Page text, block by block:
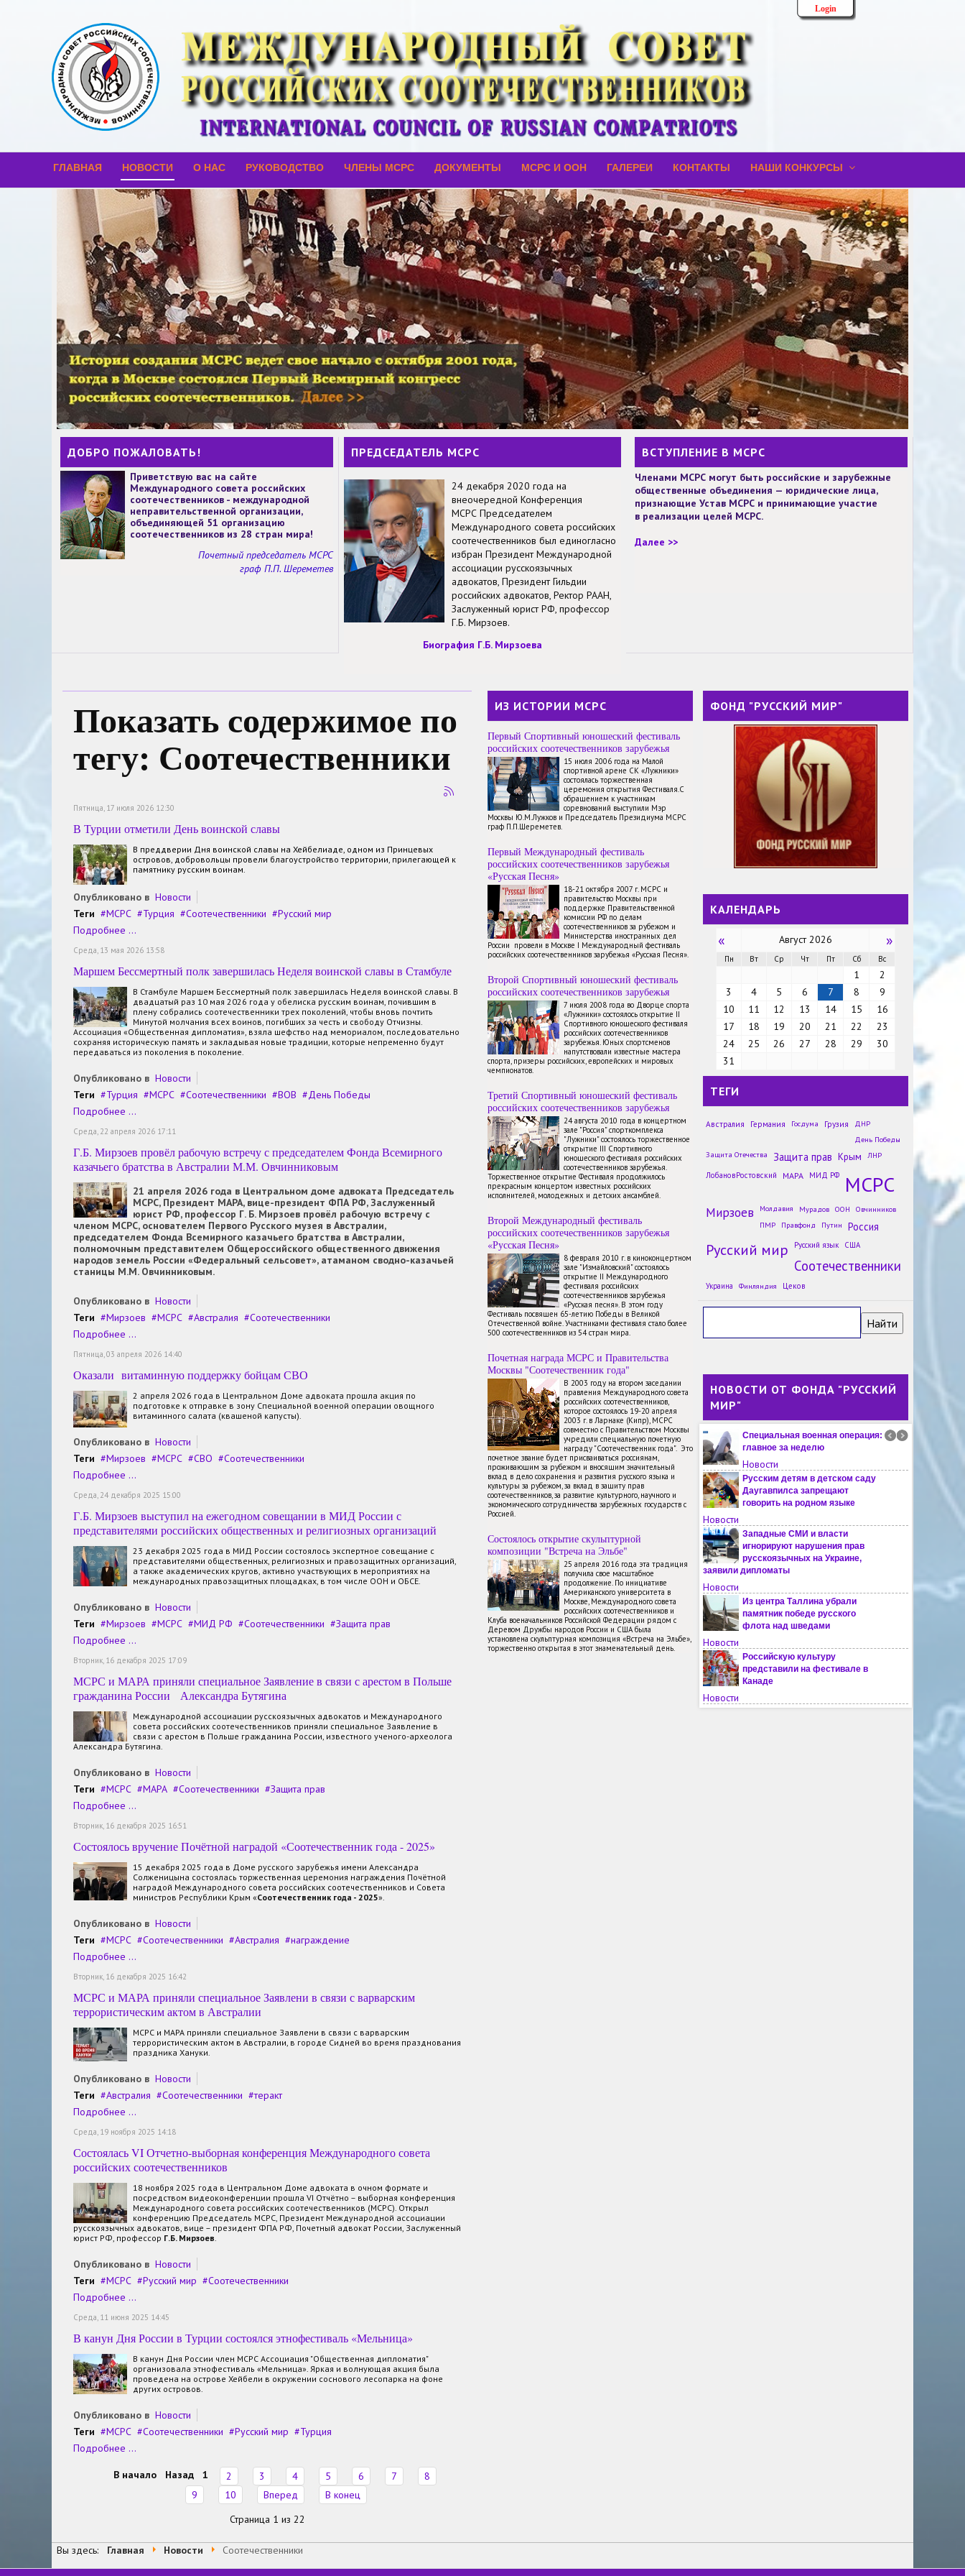
Login
ГЛАВНАЯ НОВОСТИ О НАС РУКОВОДСТВО ЧЛЕНЫ МСРС ДОКУМЕНТЫ МСРС И ООН ГАЛЕРЕИ КОНТАКТЫ НАШИ КОНКУРСЫ
ДОБРО ПОЖАЛОВАТЬ!
Приветствую вас на сайте
Международного совета российских
соотечественников - международной
неправительственной организации,
объединяющей 51 организацию
соотечественников из 28 стран мира!
Почетный председатель МСРС
граф П.П. Шереметев
ПРЕДСЕДАТЕЛЬ МСРС
24 декабря 2020 года на
внеочередной Конференция
МСРС Председателем
Международного совета российских
соотечественников был единогласно
избран Президент Международной
ассоциации русскоязычных
адвокатов, Президент Гильдии
российских адвокатов, Ректор РААН,
Заслуженный юрист РФ, профессор
Г.Б. Мирзоев.
Биография Г.Б. Мирзоева
ВСТУПЛЕНИЕ В МСРС
Членами МСРС могут быть российские и зарубежные
общественные объединения — юридические лица,
признающие Устав МСРС и принимающие участие
в реализации целей МСРС.
Далее >>
Показать содержимое по
тегу: Соотечественники
Пятница, 17 июля 2026 12:30
В Турции отметили День воинской славы
В преддверии Дня воинской славы на Хейбелиаде, одном из Принцевых
островов, добровольцы провели благоустройство территории, прилегающей к
памятнику русским воинам.
Опубликовано в Новости
Теги
МСРС Турция Соотечественники
Русский мир
Подробнее ...
Среда, 13 мая 2026 13:58
Маршем Бессмертный полк завершилась Неделя воинской славы в Стамбуле
В Стамбуле Маршем Бессмертный полк завершилась Неделя воинской славы. В
двадцатый раз 10 мая 2026 года у обелиска русским воинам, почившим в
плену собрались соотечественники трех поколений, чтобы вновь почтить
Минутой молчания всех воинов, погибших за честь и свободу Отчизны.
Ассоциация «Общественная дипломатия», взяла шефство над мемориалом, последовательно
сохраняя историческую память и закладывая новые традиции, которые непременно будут
передаваться из поколения в поколение.
Опубликовано в Новости
Теги
Турция МСРС Соотечественники ВОВ
День Победы
Подробнее ...
Среда, 22 апреля 2026 17:11
Г.Б. Мирзоев провёл рабочую встречу с председателем Фонда Всемирного
казачьего братства в Австралии М.М. Овчинниковым
21 апреля 2026 года в Центральном доме адвоката Председатель
МСРС, Президент МАРА, вице-президент ФПА РФ, Заслуженный
юрист РФ, профессор Г. Б. Мирзоев провёл рабочую встречу с
членом МСРС, основателем Первого Русского музея в Австралии,
председателем Фонда Всемирного казачьего братства в Австралии,
полномочным представителем Общероссийского общественного движения
народов земель России «Федеральный сельсовет», атаманом сводно-казачьей
станицы М.М. Овчинниковым.
Опубликовано в Новости
Теги
Мирзоев МСРС Австралия
Соотечественники
Подробнее ...
Пятница, 03 апреля 2026 14:40
Оказали витаминную поддержку бойцам СВО
2 апреля 2026 года в Центральном Доме адвоката прошла акция по
подготовке к отправке в зону Специальной военной операции овощного
витаминного салата (квашеной капусты).
Опубликовано в Новости
Теги
Мирзоев МСРС СВО
Соотечественники
Подробнее ...
Среда, 24 декабря 2025 15:00
Г.Б. Мирзоев выступил на ежегодном совещании в МИД России с
представителями российских общественных и религиозных организаций
23 декабря 2025 года в МИД России состоялось экспертное совещание с
представителями общественных, религиозных и правозащитных организаций,
а также академических кругов, активно участвующих в мероприятиях на
международных правозащитных площадках, в том числе ООН и ОБСЕ.
Опубликовано в Новости
Теги
Мирзоев МСРС МИД РФ Соотечественники
Защита прав
Подробнее ...
Вторник, 16 декабря 2025 17:09
МСРС и МАРА приняли специальное Заявление в связи с арестом в Польше
гражданина России Александра Бутягина
Международной ассоциации русскоязычных адвокатов и Международного
совета российских соотечественников приняли специальное Заявление в
связи с арестом в Польше гражданина России, известного ученого-археолога
Александра Бутягина.
Опубликовано в Новости
Теги
МСРС МАРА Соотечественники
Защита прав
Подробнее ...
Вторник, 16 декабря 2025 16:51
Состоялось вручение Почётной наградой «Соотечественник года - 2025»
15 декабря 2025 года в Доме русского зарубежья имени Александра
Солженицына состоялась торжественная церемония награждения Почётной
наградой Международного совета российских соотечественников и Совета
министров Республики Крым «Соотечественник года - 2025».
Опубликовано в Новости
Теги
МСРС Соотечественники Австралия
награждение
Подробнее ...
Вторник, 16 декабря 2025 16:42
МСРС и МАРА приняли специальное Заявлени в связи с варварским
террористическим актом в Австралии
МСРС и МАРА приняли специальное Заявлени в связи с варварским
террористическим актом в Австралии, в городе Сидней во время празднования
праздника Хануки.
Опубликовано в Новости
Теги
Австралия Соотечественники
теракт
Подробнее ...
Среда, 19 ноября 2025 14:18
Состоялась VI Отчетно-выборная конференция Международного совета
российских соотечественников
18 ноября 2025 года в Центральном Доме адвоката в очном формате и
посредством видеоконференции прошла VI Отчётно – выборная конференция
Международного совета российских соотечественников (МСРС). Открыл
конференцию Председатель МСРС, Президент Международной ассоциации
русскоязычных адвокатов, вице – президент ФПА РФ, Почетный адвокат России, Заслуженный
юрист РФ, профессор Г.Б. Мирзоев
Опубликовано в Новости
Теги
МСРС Русский мир
Соотечественники
Подробнее ...
Среда, 11 июня 2025 14:45
В канун Дня России в Турции состоялся этнофестиваль «Мельница»
В канун Дня России член МСРС Ассоциация "Общественная дипломатия"
организовала этнофестиваль «Мельница». Яркая и волнующая акция была
проведена на острове Хейбели в окружении соснового лесопарка на фоне
других островов.
Опубликовано в Новости
Теги
МСРС Соотечественники Русский мир
Турция
Подробнее ...
В начало Назад 1 2 3 4 5 6 7
8
9
10 Вперед
В конец
Страница 1 из 22
ИЗ ИСТОРИИ МСРС
Первый Спортивный юношеский фестиваль
российских соотечественников зарубежья
15 июля 2006 года на Малой
спортивной арене СК «Лужники»
состоялась торжественная
церемония открытия Фестиваля.С
обращением к участникам
соревнований выступили Мэр
Москвы Ю.М.Лужков и Председатель Президиума МСРС
граф П.П.Шереметев.
Первый Международный фестиваль
российских соотечественников зарубежья
«Русская Песня»
18-21 октября 2007 г. МСРС и
правительство Москвы при
поддержке Правительственной
комиссии РФ по делам
соотечественников за рубежом и
Министерства иностранных дел
России провели в Москве I Международный фестиваль
российских соотечественников зарубежья «Русская Песня».
Второй Спортивный юношеский фестиваль
российских соотечественников зарубежья
7 июля 2008 года во Дворце спорта
«Лужники» состоялось открытие II
Спортивного юношеского фестиваля
российских соотечественников
зарубежья. Юных спортсменов
напутствовали известные мастера
спорта, призеры российских, европейских и мировых
чемпионатов.
Третий Спортивный юношеский фестиваль
российских соотечественников зарубежья
24 августа 2010 года в концертном
зале "Россия" спорткомплекса
"Лужники" состоялось торжественное
открытие III Спортивного
юношеского фестиваля российских
соотечественников зарубежья.
Торжественное открытие Фестиваля продолжилось
прекрасным концертом известных российских
исполнителей, молодежных и детских ансамблей.
Второй Международный фестиваль
российских соотечественников зарубежья
«Русская Песня»
8 февраля 2010 г. в киноконцертном
зале "Измайловский" состоялось
открытие II Международного
фестиваля российских
соотечественников зарубежья
«Русская песня». В этом году
Фестиваль посвящен 65-летию Победы в Великой
Отечественной войне. Участниками фестиваля стало более
500 соотечественников из 54 стран мира.
Почетная награда МСРС и Правительства
Москвы "Соотечественник года"
В 2003 году на втором заседании
правления Международного совета
российских соотечественников,
которое состоялось 19-20 апреля
2003 г. в Ларнаке (Кипр), МСРС
совместно с Правительством Москвы
учредили специальную почетную
награду "Соотечественник года". Это
почетное звание будет присваиваться россиянам,
проживающим за рубежом и вносящим значительный
вклад в дело сохранения и развития русского языка и
культуры за рубежом, за вклад в защиту прав
соотечественников, за развитие культурного, научного и
экономического сотрудничества зарубежных государств с
Россией.
Состоялось открытие скульптурной
композиции "Встреча на Эльбе"
25 апреля 2016 года эта традиция
получила свое масштабное
продолжение. По инициативе
Американского университета в
Москве, Международного совета
российских соотечественников и
Клуба военачальников Российской Федерации рядом с
Деревом Дружбы народов России и США была
установлена скульптурная композиция «Встреча на Эльбе»,
торжественно открытая в этот знаменательный день.
ФОНД "РУССКИЙ МИР"
КАЛЕНДАРЬ
« Август 2026 »
Пн Вт Ср Чт Пт Сб Вс
1
2
3
4 5 6 7 8
9
10
11 12 13 14 15
16
17
18 19 20 21 22
23
24
25 26 27 28 29
30
31
ТЕГИ
Австралия Германия Госдума Грузия
ДНР
День Победы
Защита Отечества Защита прав Крым
ЛНР
ЛобановРостовский
МАРА МИД РФ МСРС
Мирзоев Молдавия Мурадов ООН
Овчинников
ПМР
Правфонд Путин Россия
Русский мир Русский язык США
Соотечественники
Украина Финляндия Цеков
НОВОСТИ ОТ ФОНДА "РУССКИЙ
МИР"
рассказали о России
Новости
На мать украинского военного
Львовской области
Названы русские слова, где
чаще всего неправильно ставят
Новости
властей по поводу открытия
Новости
поступили из Алжира, Ирана и других
стран
Новости
Специальная военная операция:
главное за неделю
Новости
Русским детям в детском саду
Даугавпилса запрещают
говорить на родном языке
Новости
Западные СМИ и власти
игнорируют нарушения прав
русскоязычных на Украине,
заявили дипломаты
Новости
Из центра Таллина убрали
памятник победе русского
флота над шведами
Новости
Российскую культуру
представили на фестивале в
Канаде
Новости
Вы здесь: Главная Новости Соотечественники